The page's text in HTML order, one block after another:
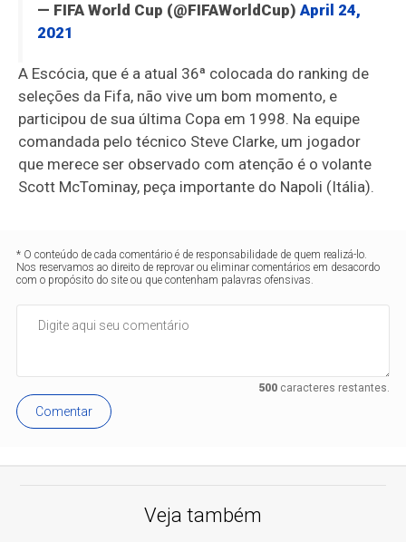
— FIFA World Cup (@FIFAWorldCup) April 24,
2021
A Escócia, que é a atual 36ª colocada do ranking de
seleções da Fifa, não vive um bom momento, e
participou de sua última Copa em 1998. Na equipe
comandada pelo técnico Steve Clarke, um jogador
que merece ser observado com atenção é o volante
Scott McTominay, peça importante do Napoli (Itália).
* O conteúdo de cada comentário é de responsabilidade de quem realizá-lo.
Nos reservamos ao direito de reprovar ou eliminar comentários em desacordo
com o propósito do site ou que contenham palavras ofensivas.
500caracteres restantes.
Comentar
Veja também